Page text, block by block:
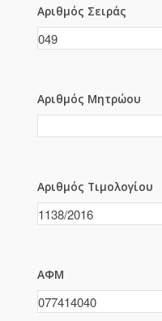
Αριθμός Σειράς
Αριθμός Μητρώου
Αριθμός Τιμολογίου
ΑΦΜ